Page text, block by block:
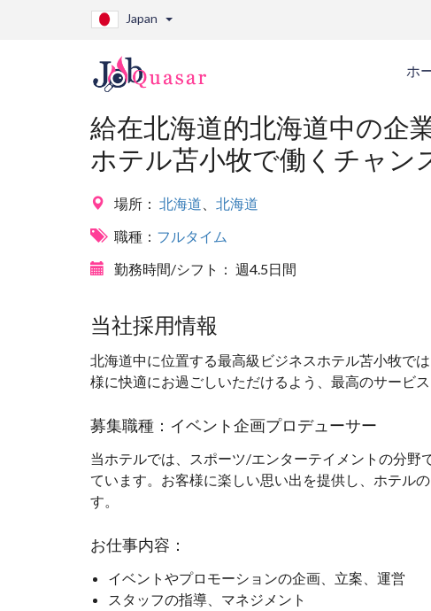
Japan
ホ
給在北海道的北海道中の企
ホテル苫小牧で働くチャン
場所： 北海道
北海道
職種： フルタイム
勤務時間/シフト： 週4.5日間
当社採用情報
北海道中に位置する最高級ビジネスホテル苫小牧で
様に快適にお過ごしいただけるよう、最高のサービス
募集職種：イベント企画プロデューサー
当ホテルでは、スポーツ/エンターテイメントの分野
ています。お客様に楽しい思い出を提供し、ホテル
す。
お仕事内容：
イベントやプロモーションの企画、立案、運営
スタッフの指導、マネジメント